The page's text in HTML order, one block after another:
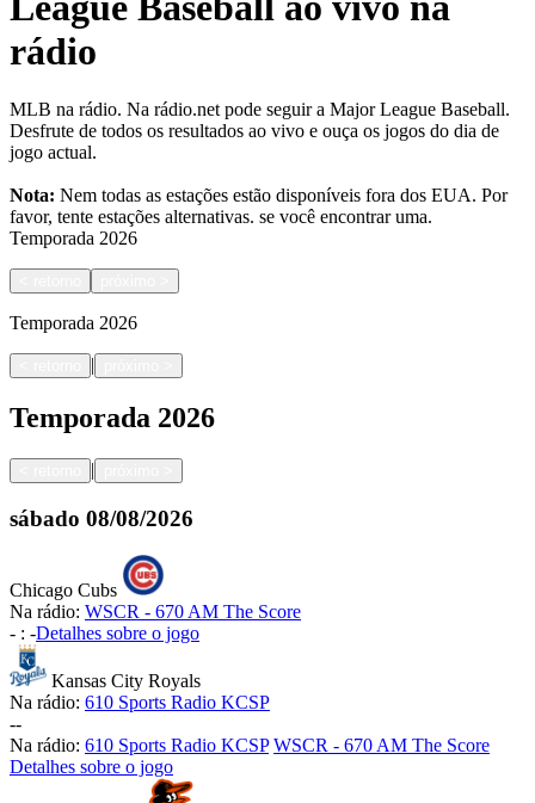
rádio
MLB na rádio. Na rádio.net pode seguir a Major League Baseball.
Desfrute de todos os resultados ao vivo e ouça os jogos do dia de
jogo actual.
Nota: Nem todas as estações estão disponíveis fora dos EUA. Por
favor, tente estações alternativas. se você encontrar uma.
Temporada 2026
Temporada 2026
|
Temporada 2026
|
sábado 08/08/2026
Chicago Cubs
Na rádio: WSCR - 670 AM The Score
- : -Detalhes sobre o jogo
Kansas City Royals
Na rádio: 610 Sports Radio KCSP
--
Na rádio: 610 Sports Radio KCSP WSCR - 670 AM The Score
Detalhes sobre o jogo